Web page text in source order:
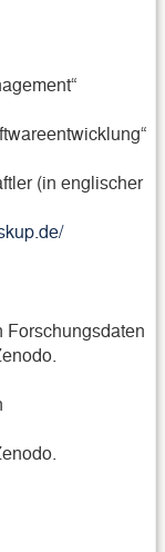
(in englischer
Forschungsdaten